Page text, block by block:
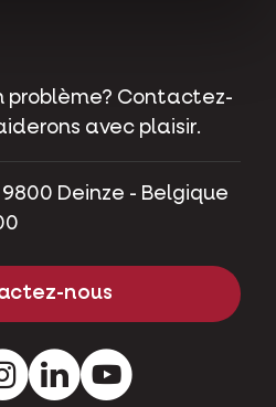
problème? Contactez-
avec plaisir.
Deinze - Belgique
nous
InstagramLinkedInYoutube